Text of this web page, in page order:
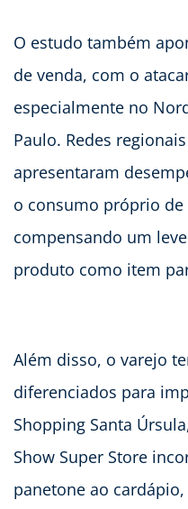
O estudo também
de venda, com o
especialmente no
Paulo. Redes
apresentaram
o consumo próprio de
compensando um
produto como item
Além disso, o varejo
diferenciados para
Shopping Santa
Show Super Store
panetone ao